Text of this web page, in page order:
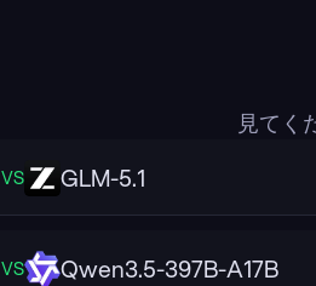
見てく
VS GLM-5.1
VS Qwen3.5-397B-A17B